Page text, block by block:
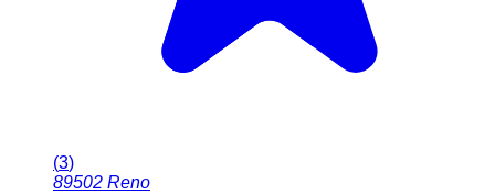
(3)
89502 Reno